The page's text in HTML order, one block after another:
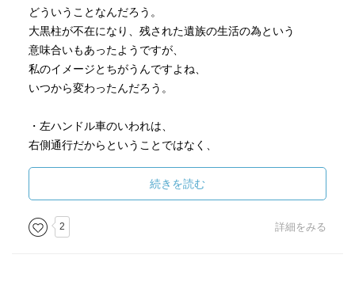
どういうことなんだろう。
大黒柱が不在になり、残された遺族の生活の為という
意味合いもあったようですが、
私のイメージとちがうんですよね、
いつから変わったんだろう。
・左ハンドル車のいわれは、
右側通行だからということではなく、
右ハンドルだったが右シフトが始まり
車の構造が難しくなるので左ハンドルに変えた。
・炊くは
続きを読む
2 詳細をみる